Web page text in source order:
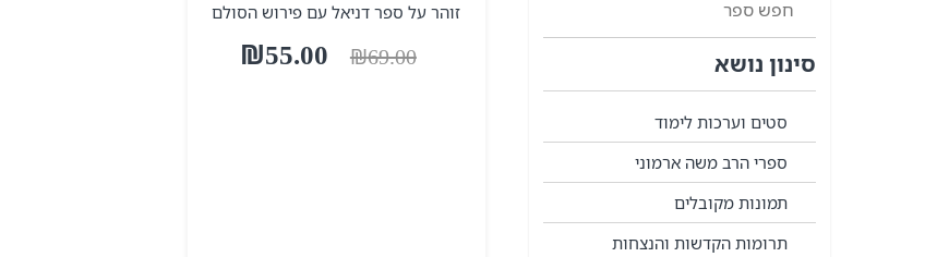
סינון נושא
סטים וערכות לימוד
ספרי הרב משה ארמוני
תמונות מקובלים
תרומות הקדשות והנצחות
זוהר על ספר דניאל עם פירוש הסולם
₪69.00
המחיר
המקורי
₪55.00